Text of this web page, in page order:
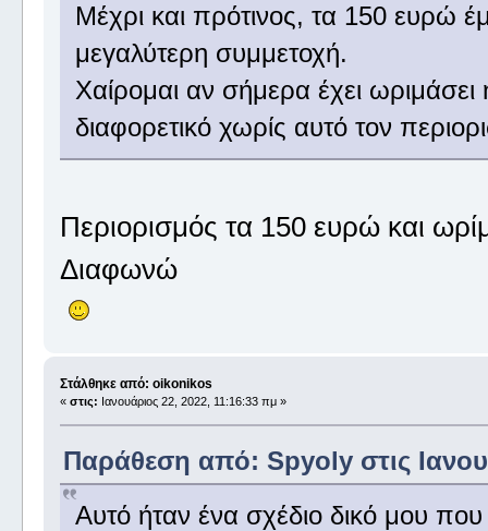
Μέχρι και πρότινος, τα 150 ευρώ
μεγαλύτερη συμμετοχή.
Χαίρομαι αν σήμερα έχει
διαφορετικό χωρίς αυτό τον
Περιορισμός τα 150 ευρώ και
Διαφωνώ
Στάλθηκε από: oikonikos
« στις: Ιανουάριος 22, 2022, 11:16:33 πμ »
Παράθεση από: Spyoly στις
Αυτό ήταν ένα σχέδιο δικό μου